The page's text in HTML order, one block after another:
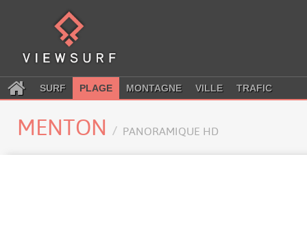
SURF PLAGE MONTAGNE VILLE TRAFIC
MENTON PANORAMIQUE HD